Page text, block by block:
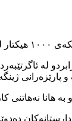
هیکتار لە
هانا